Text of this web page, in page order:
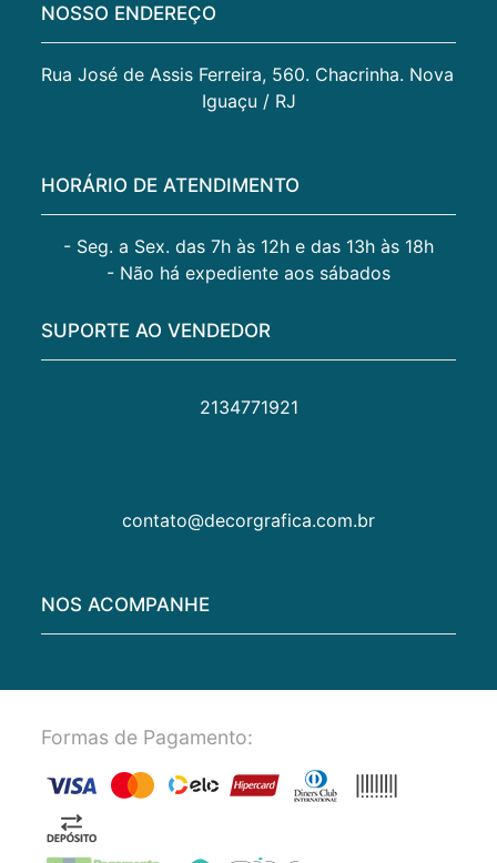
NOSSO ENDEREÇO
Rua José de Assis Ferreira, 560. Chacrinha. Nova
Iguaçu / RJ
HORÁRIO DE ATENDIMENTO
- Seg. a Sex. das 7h às 12h e das 13h às 18h
- Não há expediente aos sábados
SUPORTE AO VENDEDOR
2134771921
contato@decorgrafica.com.br
NOS ACOMPANHE
Formas de Pagamento: